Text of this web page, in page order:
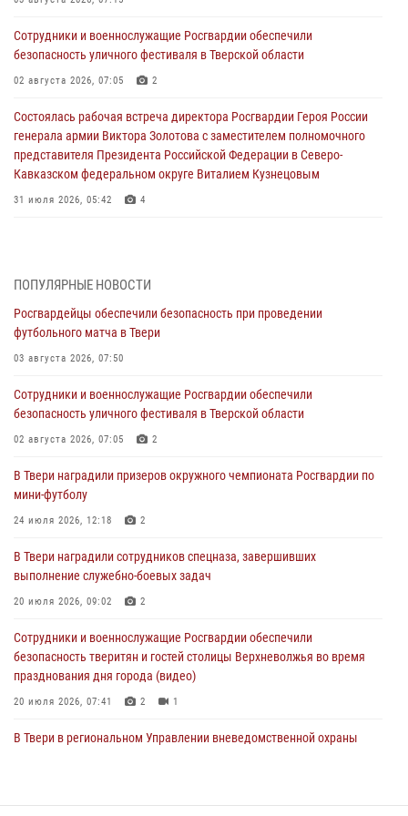
Сотрудники и военнослужащие Росгвардии обеспечили
безопасность уличного фестиваля в Тверской области
02 августа 2026, 07:05 2
Состоялась рабочая встреча директора Росгвардии Героя России
генерала армии Виктора Золотова с заместителем полномочного
представителя Президента Российской Федерации в Северо-
Кавказском федеральном округе Виталием Кузнецовым
31 июля 2026, 05:42 4
28 июля 2026, 11:30 2
Сотрудники вневедомственной охраны совершили 250 выездов и
пресекли 20 правонарушений за неделю в Тверской области
27 июля 2026, 08:29
В Твери наградили призеров окружного чемпионата Росгвардии по
мини-футболу
24 июля 2026, 12:18 2
Росгвардейцы оказали помощь водителю на дороге в городе Кашин
22 июля 2026, 08:35
Представители Росгвардии провели спортивно — патриотическое
мероприятие для воспитанников летнего лагеря в Тверской области
(видео)
ПОПУЛЯРНЫЕ НОВОСТИ
Росгвардейцы обеспечили безопасность при проведении
футбольного матча в Твери
03 августа 2026, 07:50
Сотрудники и военнослужащие Росгвардии обеспечили
безопасность уличного фестиваля в Тверской области
02 августа 2026, 07:05 2
В Твери наградили призеров окружного чемпионата Росгвардии по
мини-футболу
24 июля 2026, 12:18 2
В Твери наградили сотрудников спецназа, завершивших
выполнение служебно-боевых задач
20 июля 2026, 09:02 2
Сотрудники и военнослужащие Росгвардии обеспечили
безопасность тверитян и гостей столицы Верхневолжья во время
празднования дня города (видео)
20 июля 2026, 07:41 2 1
В Твери в региональном Управлении вневедомственной охраны